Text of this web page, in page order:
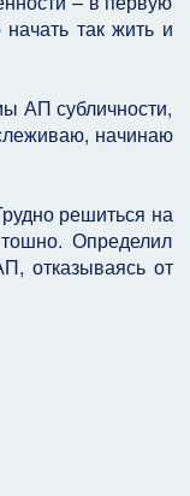
так жить и
АП субличности,
начинаю
решиться на
Определил
отказываясь от